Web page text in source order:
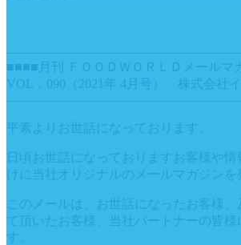
■■■■月刊 ＦＯＯＤＷＯＲＬＤメールマ
VOL．090（2021年 4月号） 株式会社イ
平素よりお世話になっております。
日頃お世話になっておりますお客様や情
けに当社オリジナルのメールマガジンを
このメールは、お世話になったお客様、
て頂いたお客様、当社パートナーの皆様
す。